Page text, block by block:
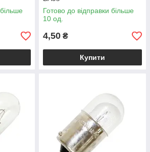
Готово до відправки більше
10 од.
4,50 ₴
Купити